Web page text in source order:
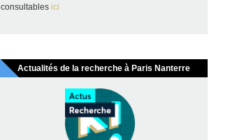
consultables ici
Actualités de la recherche à Paris Nanterre